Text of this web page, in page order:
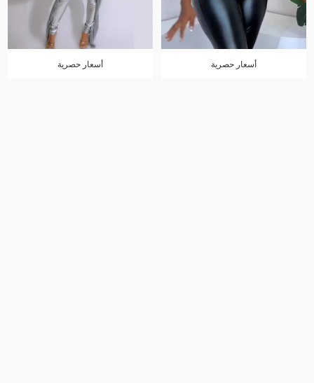
أسعار حصرية أسعار حصرية